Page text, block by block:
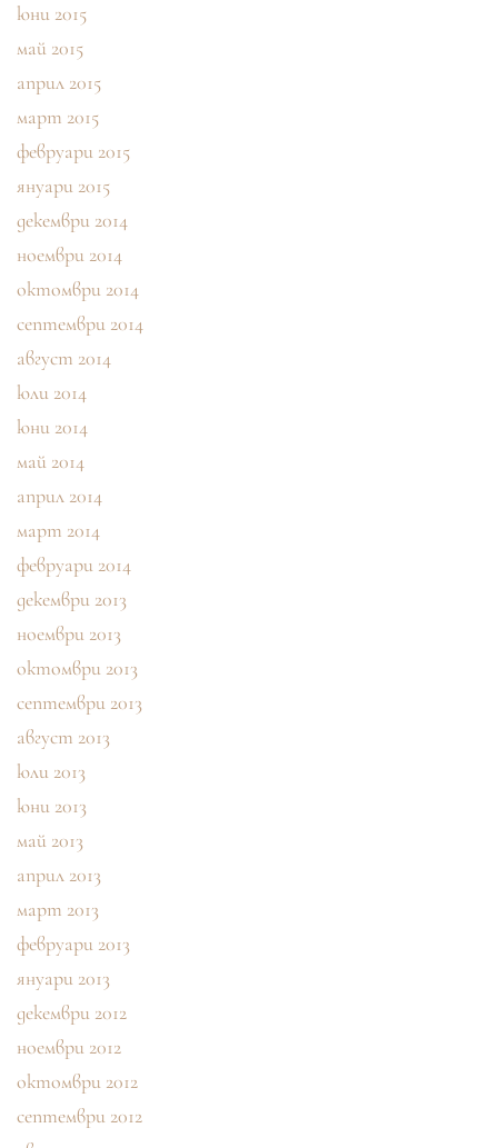
юни 2015
май 2015
април 2015
март 2015
февруари 2015
януари 2015
декември 2014
ноември 2014
октомври 2014
септември 2014
август 2014
юли 2014
юни 2014
май 2014
април 2014
март 2014
февруари 2014
декември 2013
ноември 2013
октомври 2013
септември 2013
август 2013
юли 2013
юни 2013
май 2013
април 2013
март 2013
февруари 2013
януари 2013
декември 2012
ноември 2012
октомври 2012
септември 2012